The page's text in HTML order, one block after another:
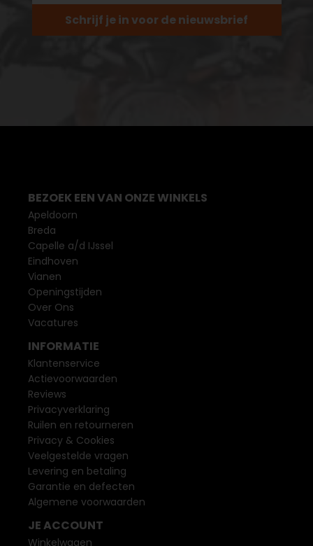
Schrijf je in voor de nieuwsbrief
BEZOEK EEN VAN ONZE WINKELS
Apeldoorn
Breda
Capelle a/d IJssel
Eindhoven
Vianen
Openingstijden
Over Ons
Vacatures
INFORMATIE
Klantenservice
Actievoorwaarden
Reviews
Privacyverklaring
Ruilen en retourneren
Privacy & Cookies
Veelgestelde vragen
Levering en betaling
Garantie en defecten
Algemene voorwaarden
JE ACCOUNT
Winkelwagen